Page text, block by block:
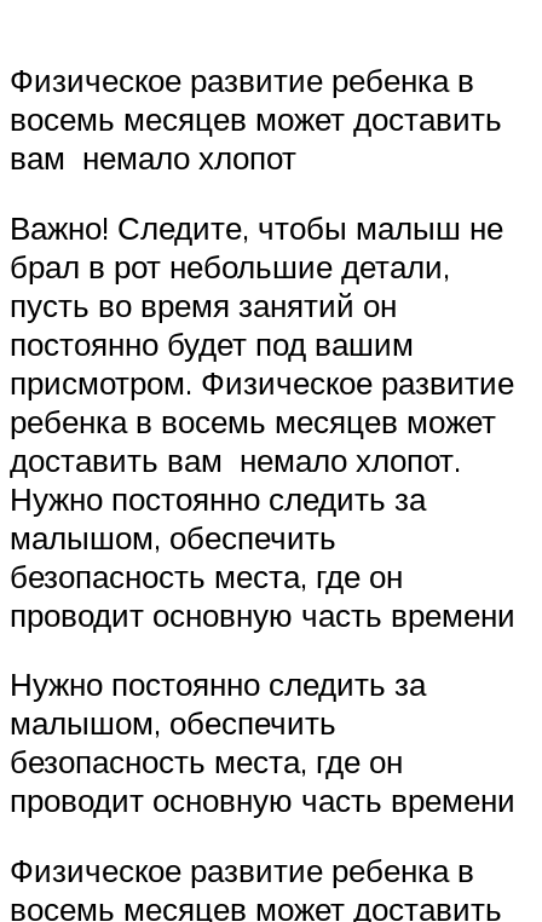
Физическое развитие ребенка в
восемь месяцев может доставить
вам немало хлопот
Важно! Следите, чтобы малыш не
брал в рот небольшие детали,
пусть во время занятий он
постоянно будет под вашим
присмотром. Физическое развитие
ребенка в восемь месяцев может
доставить вам немало хлопот.
Нужно постоянно следить за
малышом, обеспечить
безопасность места, где он
проводит основную часть времени
Нужно постоянно следить за
малышом, обеспечить
безопасность места, где он
проводит основную часть времени
Физическое развитие ребенка в
восемь месяцев может доставить